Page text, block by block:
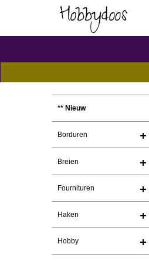
** Nieuw
Borduren
Breien
Fournituren
Haken
Hobby